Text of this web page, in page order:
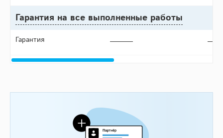
Гарантия на все выполненные работы
Гарантия